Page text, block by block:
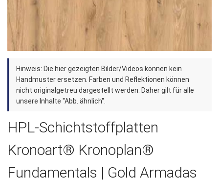
Zum
Anfang
der
Bildergalerie
Hinweis: Die hier gezeigten Bilder/Videos können kein
Handmuster ersetzen. Farben und Reflektionen können
nicht originalgetreu dargestellt werden. Daher gilt für alle
unsere Inhalte "Abb. ähnlich".
HPL-Schichtstoffplatten
Kronoart® Kronoplan®
Fundamentals | Gold Armadas